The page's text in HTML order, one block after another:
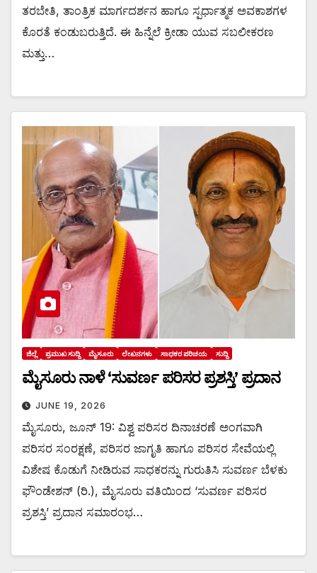
ತರಬೇತಿ, ತಾಂತ್ರಿಕ ಮಾರ್ಗದರ್ಶನ ಹಾಗೂ ಸ್ಪರ್ಧಾತ್ಮಕ ಅವಕಾಶಗಳ
ಕೊರತೆ ಕಂಡುಬರುತ್ತಿದೆ. ಈ ಹಿನ್ನೆಲೆ ಕ್ರೀಡಾ ಯುವ ಸಬಲೀಕರಣ
ಮತ್ತು…
ಜಿಲ್ಲೆ ಪ್ರಮುಖ ಸುದ್ದಿ ಮೈಸೂರು ಲೇಖನಗಳು ಸಾಧಕರ ಪರಿಚಯ ಸುದ್ದಿ
ಮೈಸೂರು ನಾಳೆ ‘ಸುವರ್ಣ ಪರಿಸರ ಪ್ರಶಸ್ತಿ’ ಪ್ರದಾನ
JUNE 19, 2026
ಮೈಸೂರು, ಜೂನ್ 19: ವಿಶ್ವ ಪರಿಸರ ದಿನಾಚರಣೆ ಅಂಗವಾಗಿ
ಪರಿಸರ ಸಂರಕ್ಷಣೆ, ಪರಿಸರ ಜಾಗೃತಿ ಹಾಗೂ ಪರಿಸರ ಸೇವೆಯಲ್ಲಿ
ವಿಶೇಷ ಕೊಡುಗೆ ನೀಡಿರುವ ಸಾಧಕರನ್ನು ಗುರುತಿಸಿ ಸುವರ್ಣ ಬೆಳಕು
ಫೌಂಡೇಶನ್ (ರಿ.), ಮೈಸೂರು ವತಿಯಿಂದ ‘ಸುವರ್ಣ ಪರಿಸರ
ಪ್ರಶಸ್ತಿ’ ಪ್ರದಾನ ಸಮಾರಂಭ…